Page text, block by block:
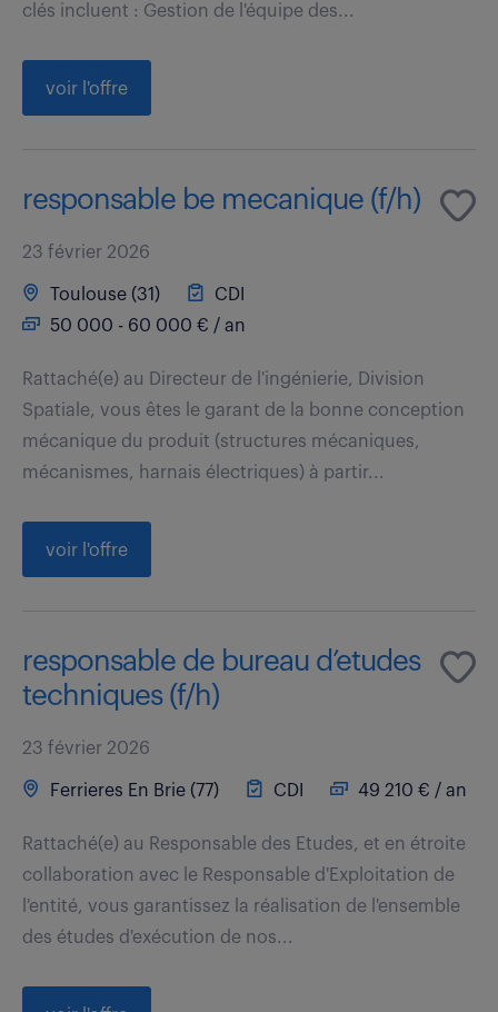
clés incluent : Gestion de l'équipe des...
voir l'offre
responsable be mecanique (f/h)
23 février 2026
Toulouse (31)
CDI
50 000 - 60 000 € / an
Rattaché(e) au Directeur de l'ingénierie, Division
Spatiale, vous êtes le garant de la bonne conception
mécanique du produit (structures mécaniques,
mécanismes, harnais électriques) à partir...
voir l'offre
responsable de bureau d’etudes
techniques (f/h)
23 février 2026
Ferrieres En Brie (77) CDI 49 210 € / an
Rattaché(e) au Responsable des Etudes, et en étroite
collaboration avec le Responsable d'Exploitation de
l'entité, vous garantissez la réalisation de l'ensemble
des études d'exécution de nos...